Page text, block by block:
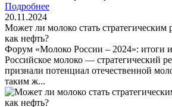
Подробнее
20.11.2024
Может ли молоко стать стратегическим
как нефть?
Форум «Молоко России – 2024»: итоги
Российское молоко — стратегический
признали потенциал отечественной
таким ж...